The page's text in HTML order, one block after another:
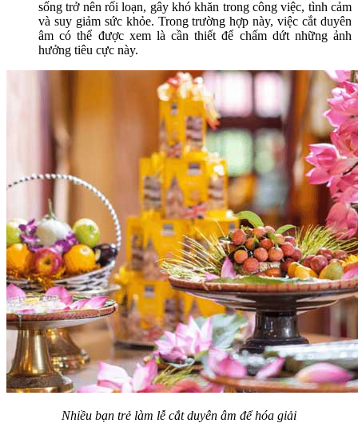
sống trở nên rối loạn, gây khó khăn trong công việc, tình cảm
và suy giảm sức khỏe. Trong trường hợp này, việc cắt duyên
âm có thể được xem là cần thiết để chấm dứt những ảnh
hưởng tiêu cực này.
Nhiều bạn trẻ làm lễ cắt duyên âm để hóa giải